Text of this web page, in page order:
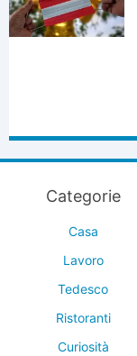
Categorie
Casa
Lavoro
Tedesco
Ristoranti
Curiosità